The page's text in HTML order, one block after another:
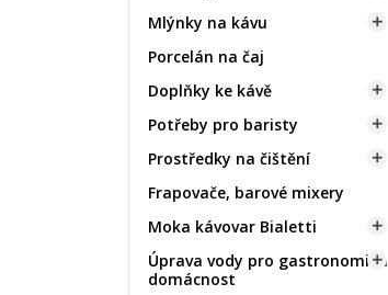
Mlýnky na kávu 
Porcelán na čaj
Doplňky ke kávě

Potřeby pro baristy 
Prostředky na čištění 
Frapovače, barové mixery
Moka kávovar Bialetti

Úprava vody pro gastronomii a
domácnost
